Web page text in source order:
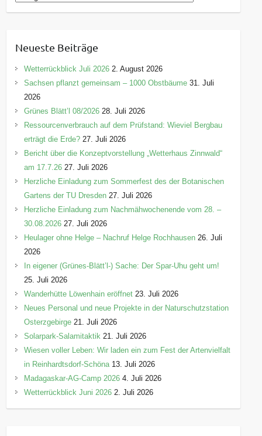
a
g
o
r
e
n
Neueste Beiträge
Wetterrückblick Juli 2026 2. August 2026
Sachsen pflanzt gemeinsam – 1000 Obstbäume 31. Juli
2026
Grünes Blätt’l 08/2026 28. Juli 2026
Ressourcenverbrauch auf dem Prüfstand: Wieviel Bergbau
erträgt die Erde? 27. Juli 2026
Bericht über die Konzeptvorstellung „Wetterhaus Zinnwald“
am 17.7.26 27. Juli 2026
Herzliche Einladung zum Sommerfest des der Botanischen
Gartens der TU Dresden 27. Juli 2026
Herzliche Einladung zum Nachmähwochenende vom 28. –
30.08.2026 27. Juli 2026
Heulager ohne Helge – Nachruf Helge Rochhausen 26. Juli
2026
In eigener (Grünes-Blätt’l-) Sache: Der Spar-Uhu geht um!
25. Juli 2026
Wanderhütte Löwenhain eröffnet 23. Juli 2026
Neues Personal und neue Projekte in der Naturschutzstation
Osterzgebirge 21. Juli 2026
Solarpark-Salamitaktik 21. Juli 2026
Wiesen voller Leben: Wir laden ein zum Fest der Artenvielfalt
in Reinhardtsdorf-Schöna 13. Juli 2026
Madagaskar-AG-Camp 2026 4. Juli 2026
Wetterrückblick Juni 2026 2. Juli 2026